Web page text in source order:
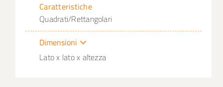
Caratteristiche
Quadrati/Rettangolari
Dimensioni
Lato x lato x altezza